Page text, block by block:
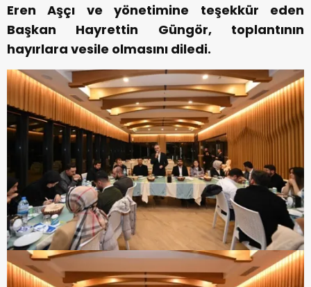
Eren Aşçı ve yönetimine teşekkür eden
Başkan Hayrettin Güngör, toplantının
hayırlara vesile olmasını diledi.